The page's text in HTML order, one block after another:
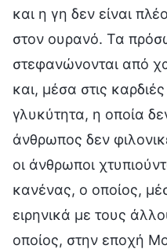
και η γη δεν είναι
στον ουρανό. Τα
στεφανώνονται από
και, μέσα στις
γλυκύτητα, η οποία
άνθρωπος δεν
οι άνθρωποι
κανένας, ο οποίος,
ειρηνικά με τους
οποίος, στην εποχή